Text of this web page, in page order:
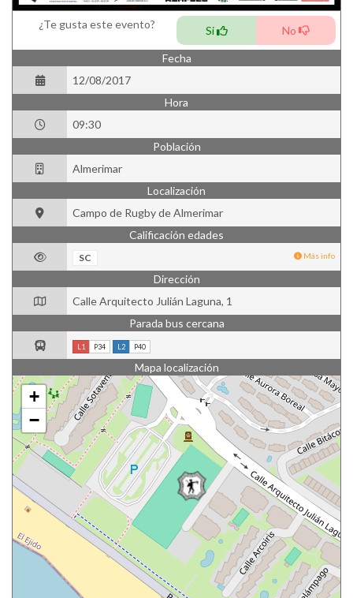
¿Te gusta este evento? Si No
Fecha
12/08/2017
Hora
09:30
Población
Almerimar
Localización
Campo de Rugby de Almerimar
Calificación edades
SC Más info
Dirección
Calle Arquitecto Julián Laguna, 1
Parada bus cercana
L1 P34 L2 P40
Mapa localización
+
−